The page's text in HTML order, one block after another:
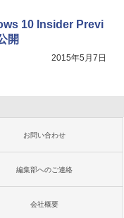
10 Insider Previ
開
2015年5月7日
お問い合わせ
編集部へのご連絡
会社概要